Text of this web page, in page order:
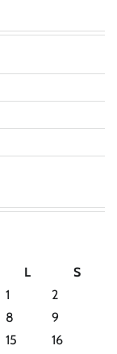
L
S
1
2
8
9
15
16